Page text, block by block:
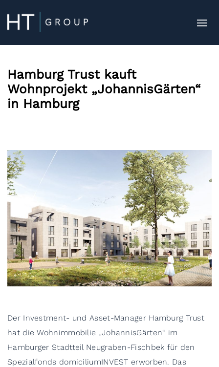
Hamburg Trust kauft
Wohnprojekt „JohannisGärten“
in Hamburg
Der Investment- und Asset-Manager Hamburg Trust
hat die Wohnimmobilie „JohannisGärten“ im
Hamburger Stadtteil Neugraben-Fischbek für den
Spezialfonds domiciliumINVEST erworben. Das